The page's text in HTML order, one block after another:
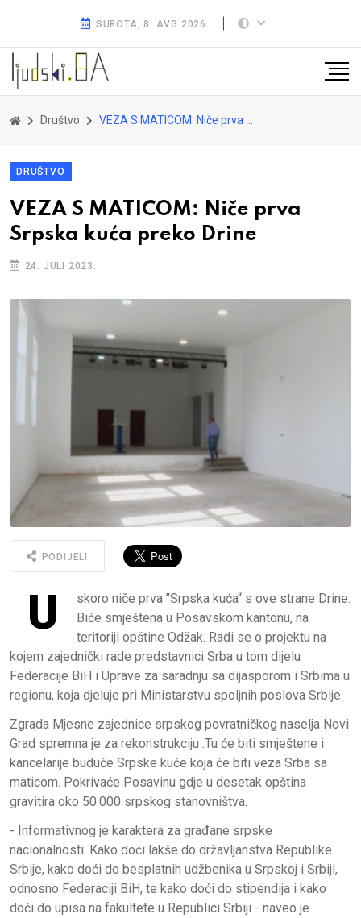
SUBOTA, 8. AVG 2026.
Društvo VEZA S MATICOM: Niče prva Srpska kuća preko Drine
DRUŠTVO
VEZA S MATICOM: Niče prva
Srpska kuća preko Drine
24. JULI 2023.
PODIJELI
U
skoro niče prva "Srpska kuća“ s ove strane Drine.
Biće smještena u Posavskom kantonu, na
teritoriji opštine Odžak. Radi se o projektu na
kojem zajednički rade predstavnici Srba u tom dijelu
Federacije BiH i Uprave za saradnju sa dijasporom i Srbima u
regionu, koja djeluje pri Ministarstvu spoljnih poslova Srbije.
Zgrada Mjesne zajednice srpskog povratničkog naselja Novi
Grad spremna je za rekonstrukciju .Tu će biti smještene i
kancelarije buduće Srpske kuće koja će biti veza Srba sa
maticom. Pokrivaće Posavinu gdje u desetak opština
gravitira oko 50.000 srpskog stanovništva.
- Informativnog je karaktera za građane srpske
nacionalnosti. Kako doći lakše do državljanstva Republike
Srbije, kako doći do besplatnih udžbenika u Srpskoj i Srbiji,
odnosno Federaciji BiH, te kako doći do stipendija i kako
doći do upisa na fakultete u Republici Srbiji - naveo je